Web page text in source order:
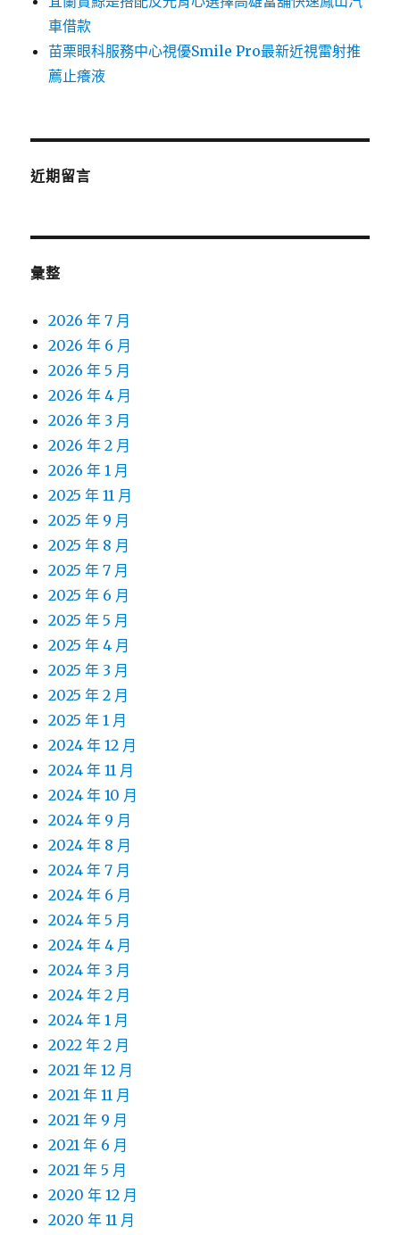
車借款
苗栗眼科服務中心視優Smile Pro最新近視雷射推
薦止癢液
近期留言
彙整
2026 年 7 月
2026 年 6 月
2026 年 5 月
2026 年 4 月
2026 年 3 月
2026 年 2 月
2026 年 1 月
2025 年 11 月
2025 年 9 月
2025 年 8 月
2025 年 7 月
2025 年 6 月
2025 年 5 月
2025 年 4 月
2025 年 3 月
2025 年 2 月
2025 年 1 月
2024 年 12 月
2024 年 11 月
2024 年 10 月
2024 年 9 月
2024 年 8 月
2024 年 7 月
2024 年 6 月
2024 年 5 月
2024 年 4 月
2024 年 3 月
2024 年 2 月
2024 年 1 月
2022 年 2 月
2021 年 12 月
2021 年 11 月
2021 年 9 月
2021 年 6 月
2021 年 5 月
2020 年 12 月
2020 年 11 月